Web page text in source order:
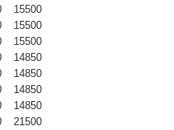
15500
15500
15500
14850
14850
14850
14850
21500